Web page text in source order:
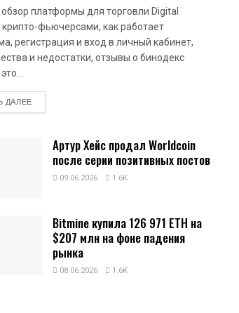
обзор платформы для торговли Digital
крипто-фьючерсами, как работает
регистрация и вход в личный кабинет,
и недостатки, отзывы о бинодекс
ДАЛЕЕDETAILS
Артур Хейс продал Worldcoin
после серии позитивных постов
09.06.2026 1.6K
Bitmine купила 126 971 ETH на
$207 млн на фоне падения
рынка
08.06.2026 1.6K